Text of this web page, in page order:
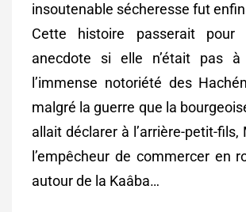
insoutenable sécheresse fut
Cette histoire passerait pour
anecdote si elle n’était pas à
l’immense notoriété des
malgré la guerre que la
allait déclarer à l’arrière-petit-fils,
l’empêcheur de commercer en
autour de la Kaâba…